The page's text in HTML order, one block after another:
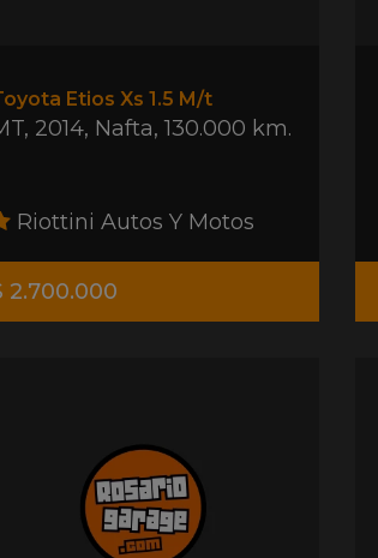
Etios Xs 1.5 M/t
, 2014, Nafta, 130.000 km.
Riottini Autos Y Motos
2.700.000